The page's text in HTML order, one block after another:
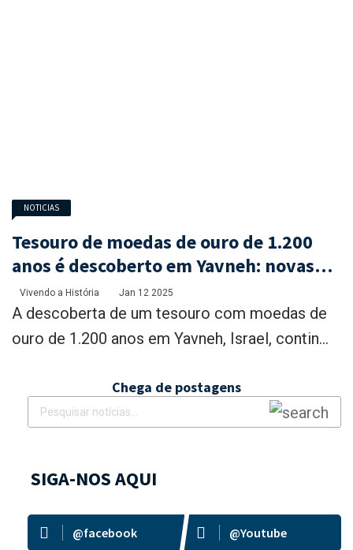
NOTICIAS
Tesouro de moedas de ouro de 1.200
anos é descoberto em Yavneh: novas
imagens e vídeos exclusivos
Vivendo a História Jan 12 2025
A descoberta de um tesouro com moedas de
ouro de 1.200 anos em Yavneh, Israel, contin...
Chega de postagens
SIGA-NOS AQUI
@facebook @Youtube